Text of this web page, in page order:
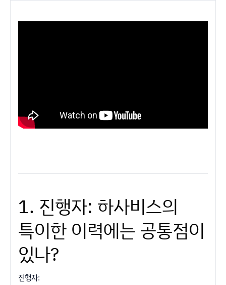
1. 진행자: 하사비스의
특이한 이력에는 공통점이
있나?
진행자: